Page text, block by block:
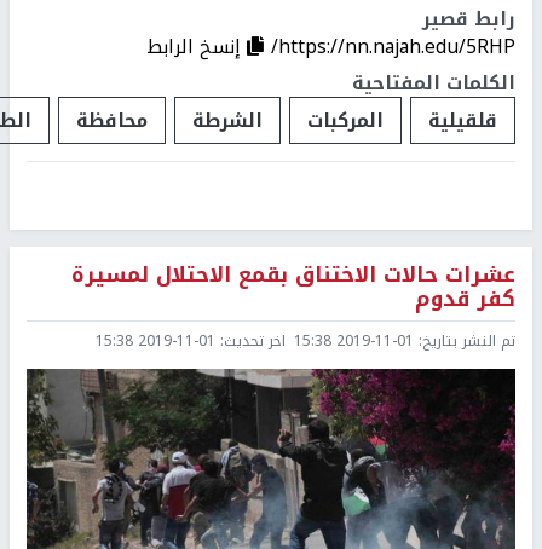
رابط قصير
https://nn.najah.edu/5RHP/
إنسخ الرابط
الكلمات المفتاحية
قلقيلية
المركبات الشرطة محافظة
عشرات حالات الاختناق بقمع الاحتلال لمسيرة
كفر قدوم
تم النشر بتاريخ: 2019-11-01 15:38 اخر تحديث: 2019-11-01 15:38